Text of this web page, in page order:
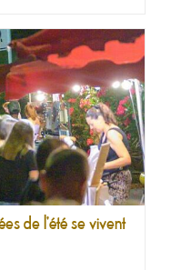
de l'été se vivent